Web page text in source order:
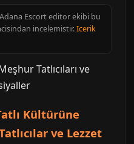
Adana Escort editor ekibi bu
incelemistir.Icerik
Kültürüne
ve Lezzet